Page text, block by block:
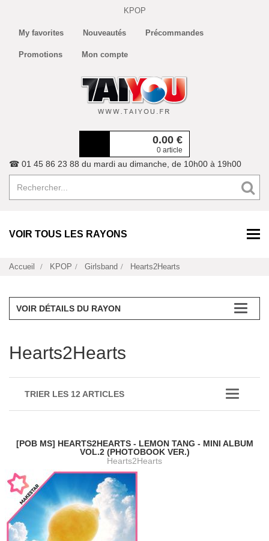
KPOP
My favorites Nouveautés Précommandes
Promotions Mon compte
0.00 €
0 article
☎ 01 45 86 23 88 du mardi au dimanche, de 10h00 à 19h00
VOIR TOUS LES RAYONS
Accueil KPOP Girlsband Hearts2Hearts
VOIR DÉTAILS DU RAYON
Hearts2Hearts
TRIER LES 12 ARTICLES
[POB MS] HEARTS2HEARTS - LEMON TANG - MINI ALBUM
VOL.2 (PHOTOBOOK VER.)
Hearts2Hearts